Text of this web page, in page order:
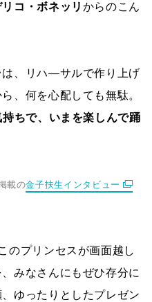
コ・ボネッリ からのこん
は、リハ―サルで作り上げ
、何を心配しても無駄。
ちで、いまを楽しんで踊
載の金子扶生インタビュー
のプリンセスが画面越し
みなさんにもぜひ存分に
ゆったりとしたプレゼン